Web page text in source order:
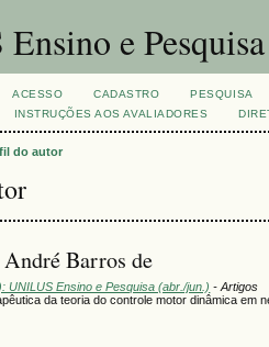
e Pesquisa
ACESSO CADASTRO PESQUISA
INSTRUÇÕES AOS AVALIADORES
do autor
Barros de
UNILUS Ensino e Pesquisa (abr./jun.) - Artigos
da teoria do controle motor dinâmica em